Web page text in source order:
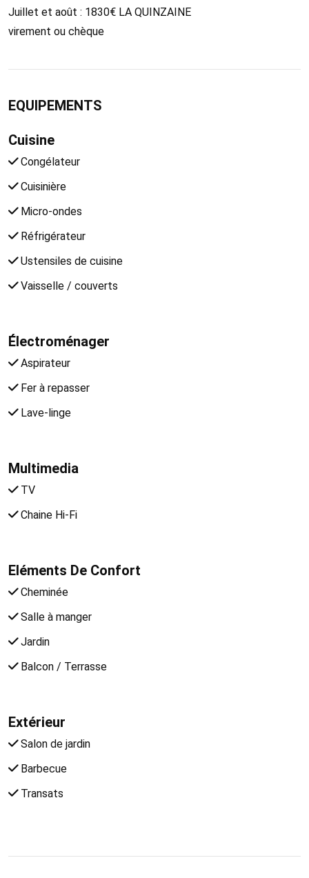
Juillet et août : 1830€ LA QUINZAINE
virement ou chèque
EQUIPEMENTS
Cuisine
Congélateur
Cuisinière
Micro-ondes
Réfrigérateur
Ustensiles de cuisine
Vaisselle / couverts
Électroménager
Aspirateur
Fer à repasser
Lave-linge
Multimedia
TV
Chaine Hi-Fi
Eléments De Confort
Cheminée
Salle à manger
Jardin
Balcon / Terrasse
Extérieur
Salon de jardin
Barbecue
Transats